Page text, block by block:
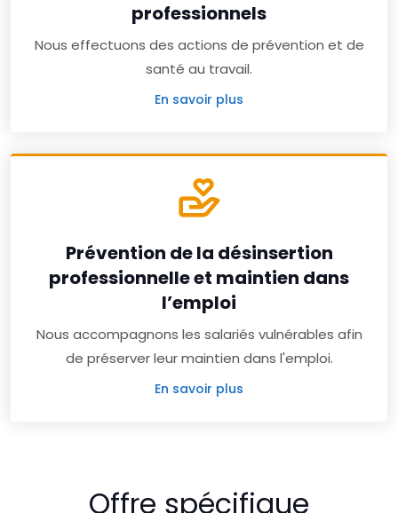
professionnels
Nous effectuons des actions de prévention et de
santé au travail.
En savoir plus
Prévention de la désinsertion
professionnelle et maintien dans
l’emploi
Nous accompagnons les salariés vulnérables afin
de préserver leur maintien dans l'emploi.
En savoir plus
Offre spécifique